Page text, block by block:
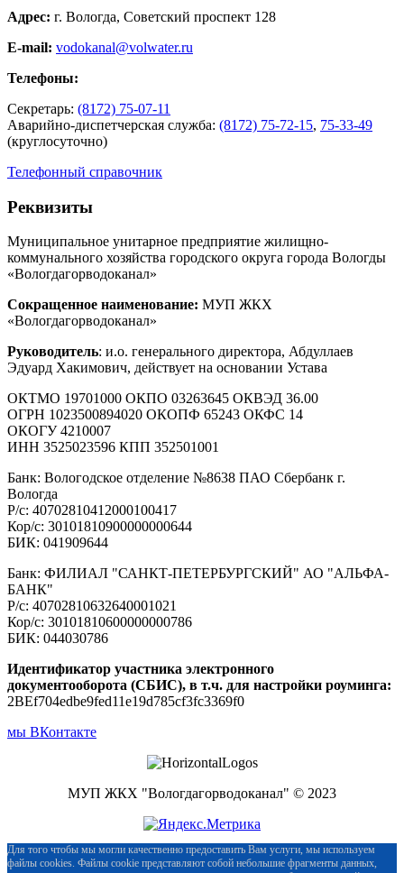
Адрес: г. Вологда, Советский проспект 128
E-mail: vodokanal@volwater.ru
Телефоны:
Секретарь: (8172) 75-07-11
Аварийно-диспетчерская служба: (8172) 75-72-15, 75-33-49
(круглосуточно)
Телефонный справочник
Реквизиты
Муниципальное унитарное предприятие жилищно-
коммунального хозяйства городского округа города Вологды
«Вологдагорводоканал»
Сокращенное наименование: МУП ЖКХ
«Вологдагорводоканал»
Руководитель: и.о. генерального директора, Абдуллаев
Эдуард Хакимович, действует на основании Устава
ОКТМО 19701000 ОКПО 03263645 ОКВЭД 36.00
ОГРН 1023500894020 ОКОПФ 65243 ОКФС 14
ОКОГУ 4210007
ИНН 3525023596 КПП 352501001
Банк: Вологодское отделение №8638 ПАО Сбербанк г.
Вологда
Р/с: 40702810412000100417
Кор/с: 30101810900000000644
БИК: 041909644
Банк: ФИЛИАЛ "САНКТ-ПЕТЕРБУРГСКИЙ" АО "АЛЬФА-
БАНК"
Р/с: 40702810632640001021
Кор/с: 30101810600000000786
БИК: 044030786
Идентификатор участника электронного
документооборота (СБИС), в т.ч. для настройки роуминга:
2BEf704edbe9fed11e19d785cf3fc3369f0
мы ВКонтакте
МУП ЖКХ "Вологдагорводоканал" © 2023
Для того чтобы мы могли качественно предоставить Вам услуги, мы используем
файлы cookies. Файлы cookie представляют собой небольшие фрагменты данных,